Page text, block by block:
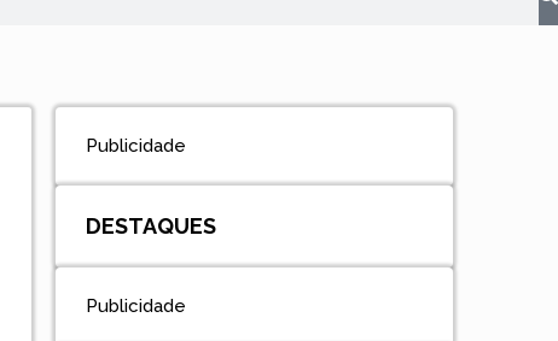
Publicidade
DESTAQUES
Publicidade